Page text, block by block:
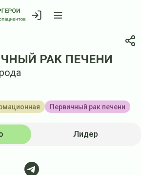
РАК ПЕЧЕНИ
Первичный рак печени
Лидер